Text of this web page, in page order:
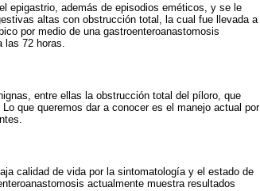
epigastrio, además de episodios eméticos, y se le
altas con obstrucción total, la cual fue llevada a
por medio de una gastroenteroanastomosis
72 horas.
entre ellas la obstrucción total del píloro, que
que queremos dar a conocer es el manejo actual por
calidad de vida por la sintomatología y el estado de
actualmente muestra resultados